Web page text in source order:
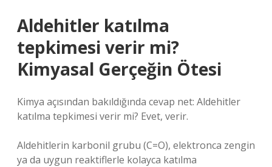
Aldehitler katılma
tepkimesi verir mi?
Kimyasal Gerçeğin Ötesi
Kimya açısından bakıldığında cevap net: Aldehitler
katılma tepkimesi verir mi? Evet, verir.
Aldehitlerin karbonil grubu (C=O), elektronca zengin
ya da uygun reaktiflerle kolayca katılma